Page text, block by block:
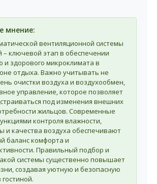
мнение:
вентиляционной системы
– ключевой этап в обеспечении
и здорового микроклимата в
отдыха. Важно учитывать не
очистки воздуха и воздухообмен,
управление, которое позволяет
под изменения внешних
жильцов. Современные
контроля влажности,
и качества воздуха обеспечивают
баланс комфорта и
Правильный подбор и
системы существенно повышает
создавая уютную и безопасную